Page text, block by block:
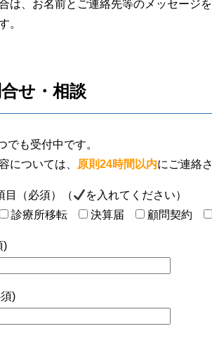
は、お名前とご連絡先等のメッセージ
。
せ・相談
でも受付中です。
については、
原則24時間以内にご連絡
目（必須）（
を入れてください）
診療所移転 決算届 顧問契約
)
)